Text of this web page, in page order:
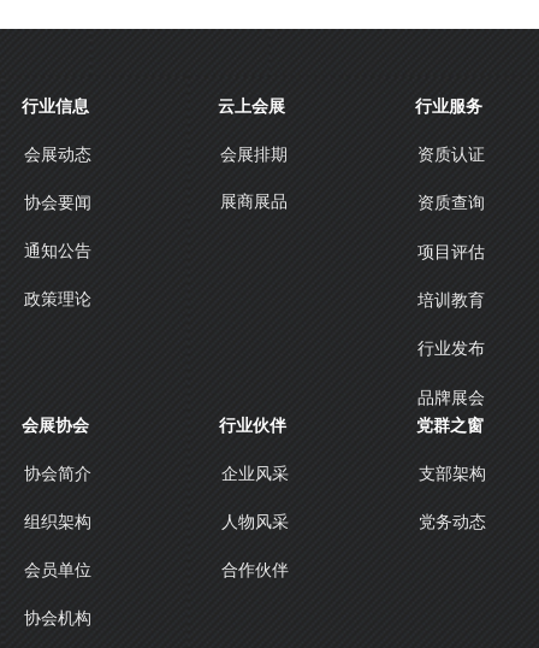
会展动态
协会要闻
通知公告
政策理论
行业信息
会展排期
展商展品
云上会展
资质认证
资质查询
项目评估
培训教育
行业发布
品牌展会
行业服务
协会简介
组织架构
会员单位
协会机构
会展协会
企业风采
人物风采
合作伙伴
行业伙伴
支部架构
党务动态
党群之窗